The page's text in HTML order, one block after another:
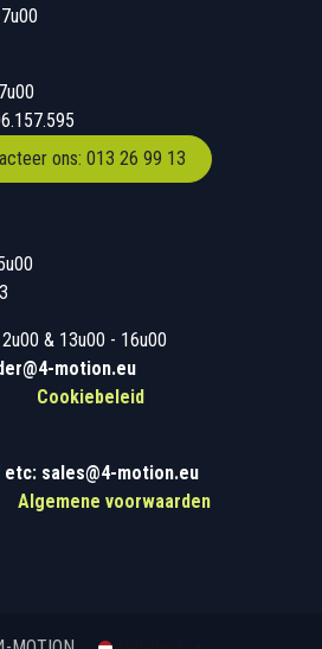
- 17u00
- 17u00
ons: 013 26 99 13
- 15u00
-12u00 & 13u00 - 16u00
motion.eu
Cookiebeleid
sales@4-motion.eu
Algemene voorwaarden